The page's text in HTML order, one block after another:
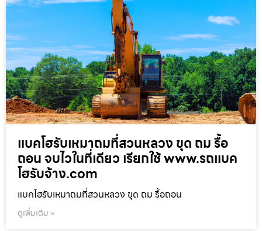
แบคโฮรับเหมาถมที่สวนหลวง ขุด ถม รื้อ
ถอน จบไวในที่เดียว เรียกใช้ www.รถแบค
โฮรับจ้าง.com
แบคโฮรับเหมาถมที่สวนหลวง ขุด ถม รื้อถอน
ดูเพิ่มเติม »